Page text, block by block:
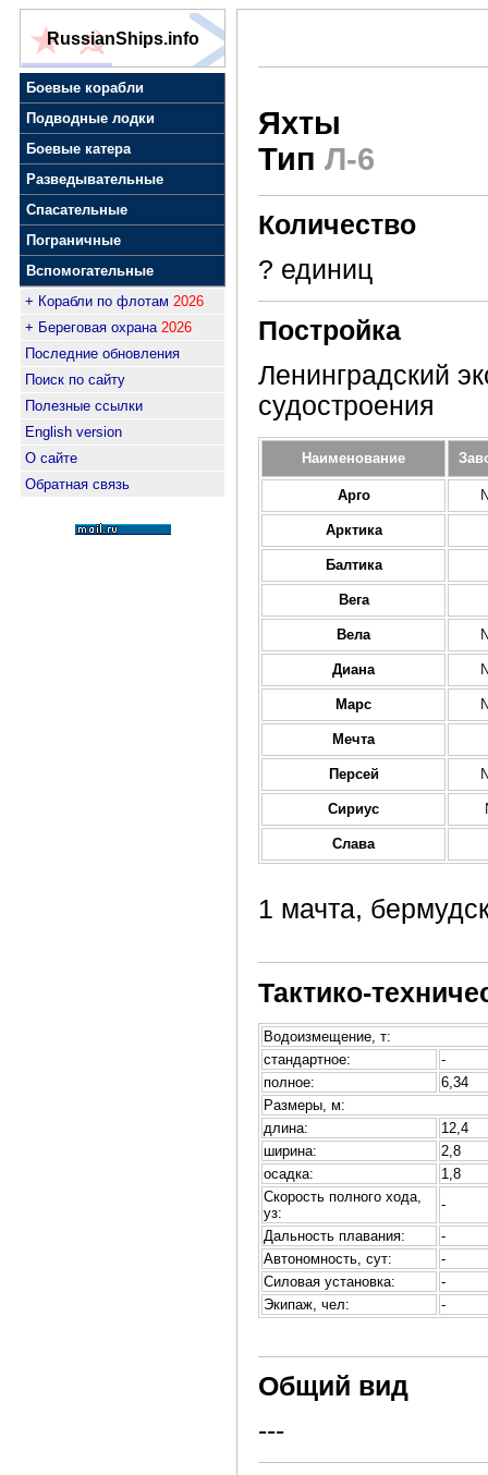
RussianShips.info
Боевые корабли
Подводные лодки
Боевые катера
Разведывательные
Спасательные
Пограничные
Вспомогательные
+ Корабли по флотам 2026
+ Береговая охрана 2026
Последние обновления
Поиск по сайту
Полезные ссылки
English version
О сайте
Обратная связь
Яхты
Тип Л-6
Количество
? единиц
Постройка
Ленинградский
судостроения
Наименование
Арго
Арктика
Балтика
Вега
Вела
Диана
Марс
Мечта
Персей
Сириус
Слава
1 мачта,
Тактико-
Водоизмещение, т:
стандартное:
-
полное:
6,34
Размеры, м:
длина:
12,4
ширина:
2,8
осадка:
1,8
Скорость полного хода,
уз:
-
Дальность плавания:
-
Автономность, сут:
-
Силовая установка:
-
Экипаж, чел:
-
Общий вид
---